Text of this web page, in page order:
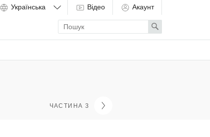
Відео Акаунт
Enter
search
term
Search
ЧАСТИНА 3